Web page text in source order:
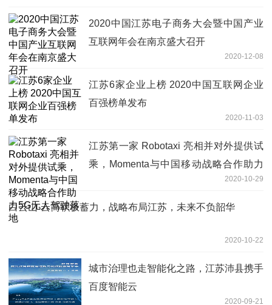
2020中国江苏电子商务大会暨中国产业
互联网年会在南京盛大召开
2020-12-08
江苏6家企业上榜 2020中国互联网企业
百强榜单发布
2020-11-03
江苏第一家 Robotaxi 亮相并对外提供试
乘，Momenta与中国移动战略合作助力
2020-10-29
白云山·云简积极蓄力，战略布局江苏，未来不负韶华
2020-10-22
城市治理也走智能化之路，江苏沛县携手
百度智能云
2020-09-21